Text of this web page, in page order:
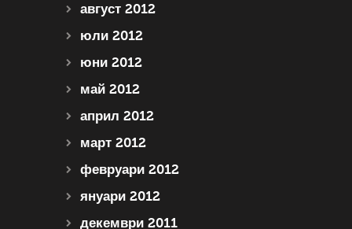
август 2012
юли 2012
юни 2012
май 2012
април 2012
март 2012
февруари 2012
януари 2012
декември 2011